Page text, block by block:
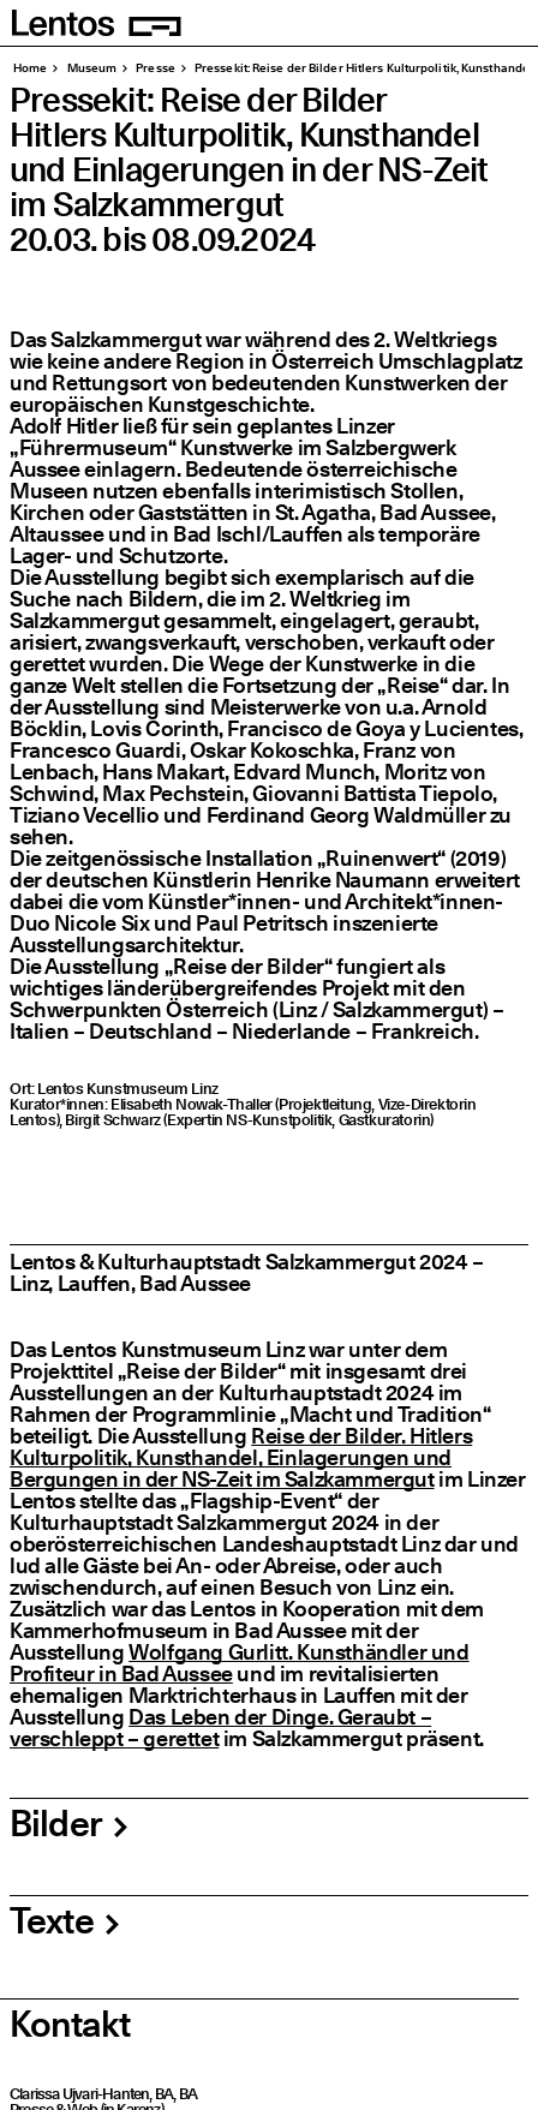
Homepage
Seiten
Home Muse­um Pres­se Pres­se­kit: Rei­se der Bil­der Hit­lers Kul­tur­po­li­tik,
Pres­se­kit: Rei­se der Bilder
Hit­lers Kul­tur­po­li­tik, Kunst­han­del
und Ein­la­ge­run­gen in der NS-Zeit
im Salzkammergut
20.03. bis 08.09.2024
Das Salzkammergut war während des 2. Weltkriegs
wie keine andere Region in Österreich Umschlagplatz
und Rettungsort von bedeutenden Kunstwerken der
europäischen Kunstgeschichte.
Adolf Hitler ließ für sein geplantes Linzer
„Führermuseum“ Kunstwerke im Salzbergwerk
Aussee einlagern. Bedeutende österreichische
Museen nutzen ebenfalls interimistisch Stollen,
Kirchen oder Gaststätten in St. Agatha, Bad Aussee,
Altaussee und in Bad Ischl/Lauffen als temporäre
Lager- und Schutzorte.
Die Ausstellung begibt sich exemplarisch auf die
Suche nach Bildern, die im 2. Weltkrieg im
Salzkammergut gesammelt, eingelagert, geraubt,
arisiert, zwangsverkauft, verschoben, verkauft oder
gerettet wurden. Die Wege der Kunstwerke in die
ganze Welt stellen die Fortsetzung der „Reise“ dar. In
der Ausstellung sind Meisterwerke von u.a. Arnold
Böcklin, Lovis Corinth, Francisco de Goya y Lucientes,
Francesco Guardi, Oskar Kokoschka, Franz von
Lenbach, Hans Makart, Edvard Munch, Moritz von
Schwind, Max Pechstein, Giovanni Battista Tiepolo,
Tiziano Vecellio und Ferdinand Georg Waldmüller zu
sehen.
Die zeitgenössische Installation „Ruinenwert“ (2019)
der deutschen Künstlerin Henrike Naumann erweitert
dabei die vom Künstler*innen- und Architekt*innen-
Duo Nicole Six und Paul Petritsch inszenierte
Ausstellungsarchitektur.
Die Ausstellung „Reise der Bilder“ fungiert als
wichtiges länderübergreifendes Projekt mit den
Schwerpunkten Österreich (Linz / Salzkammergut) –
Italien – Deutschland – Niederlande – Frankreich.
Ort: Lentos Kunstmuseum Linz
Kurator*innen: Elisabeth Nowak-Thaller (Projektleitung, Vize-Direktorin
Lentos), Birgit Schwarz (Expertin NS-Kunstpolitik, Gastkuratorin)
Lentos & Kulturhauptstadt Salzkammergut 2024 –
Linz, Lauffen, Bad Aussee
Das Lentos Kunstmuseum Linz war unter dem
Projekttitel „Reise der Bilder“ mit insgesamt drei
Ausstellungen an der Kulturhauptstadt 2024 im
Rahmen der Programmlinie „Macht und Tradition“
beteiligt. Die Ausstellung Reise der Bilder. Hitlers
Kulturpolitik, Kunsthandel, Einlagerungen und
Bergungen in der NS-Zeit im Salzkammergutim Linzer
Lentos stellte das „Flagship-Event“ der
Kulturhauptstadt Salzkammergut 2024 in der
oberösterreichischen Landeshauptstadt Linz dar und
lud alle Gäste bei An- oder Abreise, oder auch
zwischendurch, auf einen Besuch von Linz ein.
Zusätzlich war das Lentos in Kooperation mit dem
Kammerhofmuseum in Bad Aussee mit der
AusstellungWolfgang Gurlitt. Kunsthändler und
Profiteur in Bad Ausseeund im revitalisierten
ehemaligen Marktrichterhaus in Lauffen mit der
Ausstellung Das Leben der Dinge. Geraubt –
verschleppt – gerettetim Salzkammergut präsent.
Bilder
Texte
Kontakt
Clarissa Ujvari-Hanten, BA, BA